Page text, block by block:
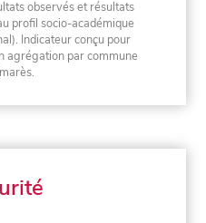
observés et résultats
profil socio-académique
Indicateur conçu pour
agrégation par commune